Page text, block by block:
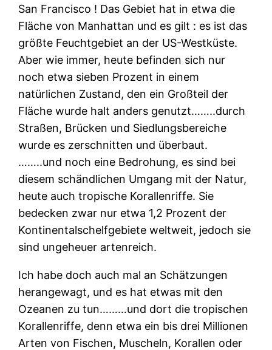
San Francisco ! Das Gebiet hat in etwa die
Fläche von Manhattan und es gilt : es ist das
größte Feuchtgebiet an der US-Westküste.
Aber wie immer, heute befinden sich nur
noch etwa sieben Prozent in einem
natürlichen Zustand, den ein Großteil der
Fläche wurde halt anders genutzt……..durch
Straßen, Brücken und Siedlungsbereiche
wurde es zerschnitten und überbaut.
……..und noch eine Bedrohung, es sind bei
diesem schändlichen Umgang mit der Natur,
heute auch tropische Korallenriffe. Sie
bedecken zwar nur etwa 1,2 Prozent der
Kontinentalschelfgebiete weltweit, jedoch sie
sind ungeheuer artenreich.
Ich habe doch auch mal an Schätzungen
herangewagt, und es hat etwas mit den
Ozeanen zu tun………und dort die tropischen
Korallenriffe, denn etwa ein bis drei Millionen
Arten von Fischen, Muscheln, Korallen oder